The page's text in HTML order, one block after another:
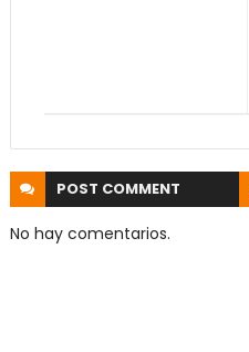
POST COMMENT
No hay comentarios.